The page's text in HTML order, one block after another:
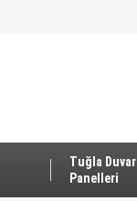
Tuğla Duvar
Panelleri